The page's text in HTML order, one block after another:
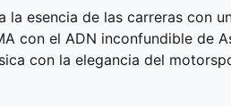
la esencia de las carreras con
con el ADN inconfundible de
con la elegancia del